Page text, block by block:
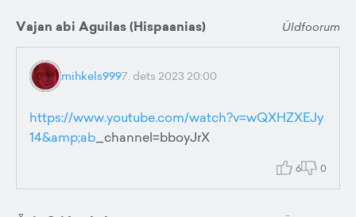
Vajan abi Aguilas (Hispaanias) Üldfoorum
mihkels9997. dets 2023 20:00
https://www.youtube.com/watch?v=wQXHZXEJy
14&amp;ab _channel=bboyJrX
6 0